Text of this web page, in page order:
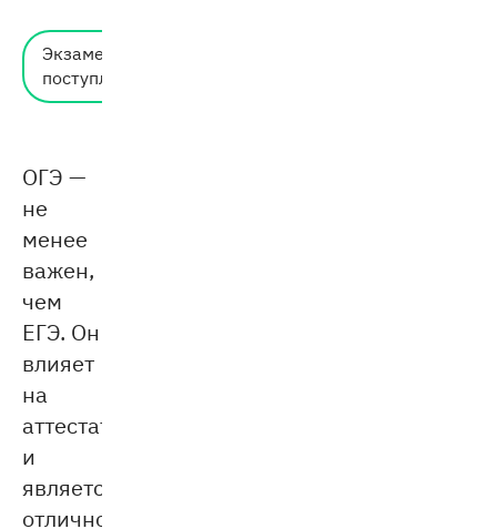
Экзамены и
поступление
ОГЭ —
не
менее
важен,
чем
ЕГЭ. Он
влияет
на
аттестат
и
является
отличной